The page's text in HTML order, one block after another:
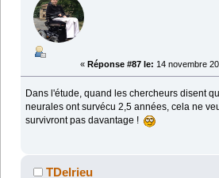
« Réponse #87 le: 14 novembre
Dans l'étude, quand les chercheurs disent
neurales ont survécu 2,5 années, cela ne
survivront pas davantage !
TDelrieu